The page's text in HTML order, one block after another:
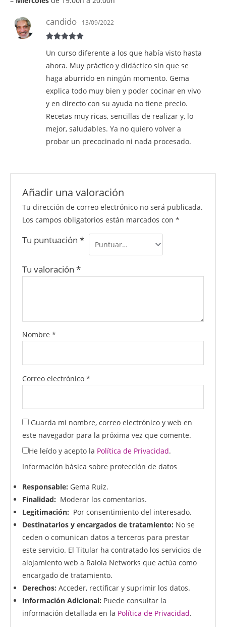
5de 5
candido 13/09/2022
Un curso diferente a los que había visto hasta
ahora. Muy práctico y didáctico sin que se
haga aburrido en ningún momento. Gema
explica todo muy bien y poder cocinar en vivo
y en directo con su ayuda no tiene precio.
Recetas muy ricas, sencillas de realizar y, lo
mejor, saludables. Ya no quiero volver a
probar un precocinado ni nada procesado.
Añadir una valoración
Tu dirección de correo electrónico no será publicada.
Los campos obligatorios están marcados con*
Tu puntuación*
Tu valoración*
Nombre*
Correo electrónico*
Guarda mi nombre, correo electrónico y web en
este navegador para la próxima vez que comente.
He leído y acepto la Política de Privacidad.
Información básica sobre protección de datos
Responsable: Gema Ruiz.
Finalidad: Moderar los comentarios.
Legitimación: Por consentimiento del interesado.
Destinatarios y encargados de tratamiento: No se
ceden o comunican datos a terceros para prestar
este servicio. El Titular ha contratado los servicios de
alojamiento web a Raiola Networks que actúa como
encargado de tratamiento.
Derechos: Acceder, rectificar y suprimir los datos.
Información Adicional: Puede consultar la
información detallada en la Política de Privacidad.